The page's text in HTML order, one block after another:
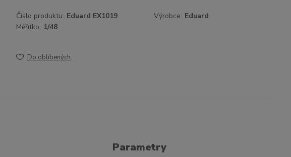
Číslo produktu: Eduard EX1019 Výrobce: Eduard
Měřítko: 1/48
Do oblíbených
Parametry